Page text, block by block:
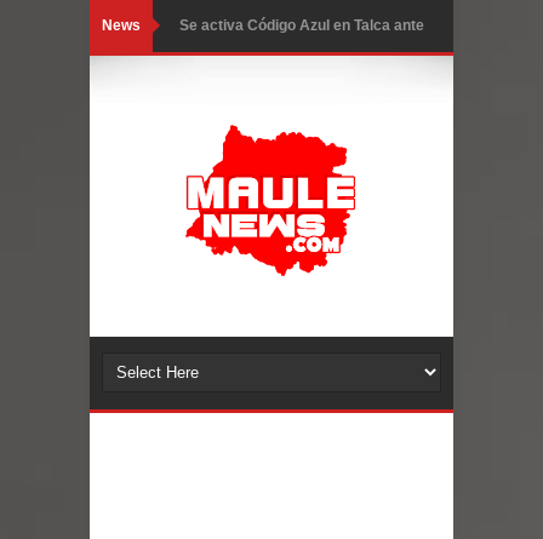
News GORE Maule figura tercero a nivel
traslados con $133 millones
Dos internos intentaron escapar por
un forado desde la cárcel de Talca
Temporal obliga a cerrar
Chancho en Talca tras caída de